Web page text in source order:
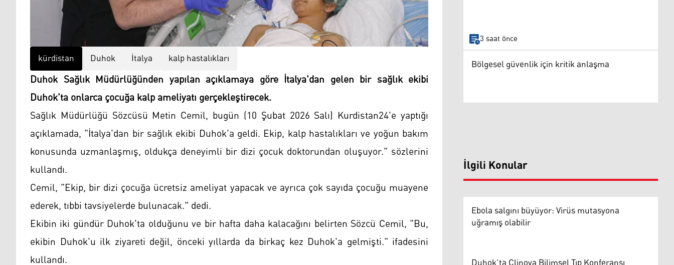
kürdistan Duhok İtalya kalp hastalıkları
Duhok Sağlık Müdürlüğünden yapılan açıklamaya göre İtalya'dan gelen bir sağlık ekibi
Duhok'ta onlarca çocuğa kalp ameliyatı gerçekleştirecek.
Sağlık Müdürlüğü Sözcüsü Metin Cemil, bugün (10 Şubat 2026 Salı) Kurdistan24'e yaptığı
açıklamada, "İtalya'dan bir sağlık ekibi Duhok'a geldi. Ekip, kalp hastalıkları ve yoğun bakım
konusunda uzmanlaşmış, oldukça deneyimli bir dizi çocuk doktorundan oluşuyor." sözlerini
kullandı.
Cemil, "Ekip, bir dizi çocuğa ücretsiz ameliyat yapacak ve ayrıca çok sayıda çocuğu muayene
ederek, tıbbi tavsiyelerde bulunacak." dedi.
Ekibin iki gündür Duhok'ta olduğunu ve bir hafta daha kalacağını belirten Sözcü Cemil, "Bu,
ekibin Duhok'u ilk ziyareti değil, önceki yıllarda da birkaç kez Duhok'a gelmişti." ifadesini
kullandı.
3 saat önce
Bölgesel güvenlik için kritik anlaşma
İlgili Konular
Ebola salgını büyüyor: Virüs mutasyona
uğramış olabilir